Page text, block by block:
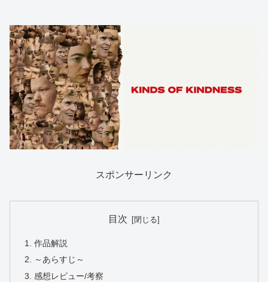
スポンサーリンク
目次
作品解説
～あらすじ～
感想レビュー/考察